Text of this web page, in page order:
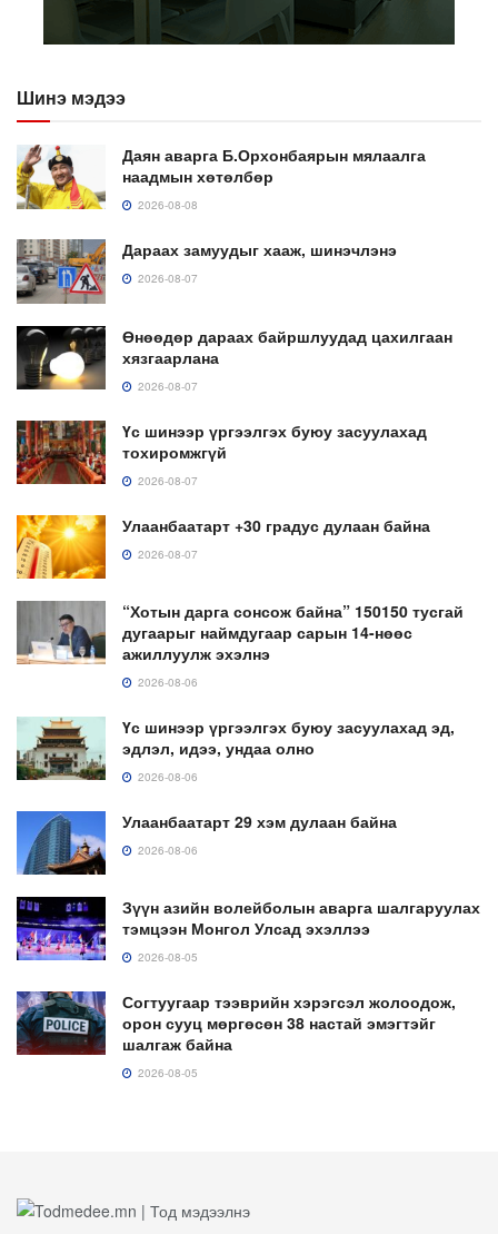
Шинэ мэдээ
Даян аварга Б.Орхонбаярын мялаалга
наадмын хөтөлбөр
2026-08-08
Дараах замуудыг хааж, шинэчлэнэ
2026-08-07
Өнөөдөр дараах байршлуудад цахилгаан
хязгаарлана
2026-08-07
Үс шинээр үргээлгэх буюу засуулахад
тохиромжгүй
2026-08-07
Улаанбаатарт +30 градус дулаан байна
2026-08-07
“Хотын дарга сонсож байна” 150150 тусгай
дугаарыг наймдугаар сарын 14-нөөс
ажиллуулж эхэлнэ
2026-08-06
Үс шинээр үргээлгэх буюу засуулахад эд,
эдлэл, идээ, ундаа олно
2026-08-06
Улаанбаатарт 29 хэм дулаан байна
2026-08-06
Зүүн азийн волейболын аварга шалгаруулах
тэмцээн Монгол Улсад эхэллээ
2026-08-05
Согтуугаар тээврийн хэрэгсэл жолоодож,
орон сууц мөргөсөн 38 настай эмэгтэйг
шалгаж байна
2026-08-05